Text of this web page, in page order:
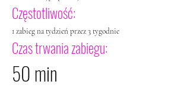
Częstotliwość:
1 zabieg na tydzień przez 3 tygodnie
Czas trwania zabiegu:
50 min